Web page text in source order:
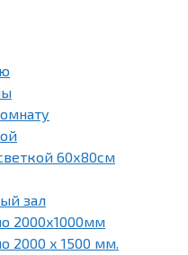
60х80см
зал
2000х1000мм
2000 х 1500 мм.